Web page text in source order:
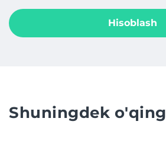
Hisoblash
Shuningdek o'qing